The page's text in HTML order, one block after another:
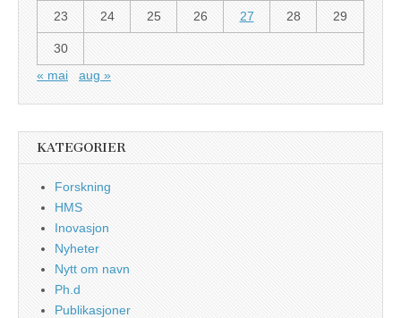
23 24 25 26 27 28 29
30
« mai
aug »
KATEGORIER
Forskning
HMS
Inovasjon
Nyheter
Nytt om navn
Ph.d
Publikasjoner